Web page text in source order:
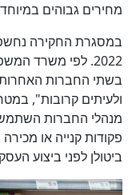
מחירים גבוהים
במסגרת החקירה
בשתי החברות
ולעיתים קרובות",
מנהלי החברות
פקודות קנייה או
ביטולן לפני ביצוע